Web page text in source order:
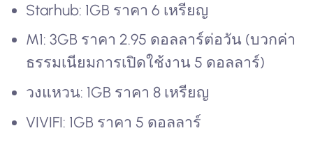
Starhub: 1GB ราคา 6 เหรียญ
M1: 3GB ราคา 2.95 ดอลลาร์ต่อวัน (บวกค่า
ธรรมเนียมการเปิดใช้งาน 5 ดอลลาร์)
วงแหวน: 1GB ราคา 8 เหรียญ
VIVIFI: 1GB ราคา 5 ดอลลาร์